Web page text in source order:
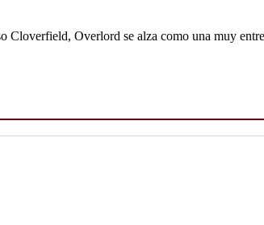
Cloverfield, Overlord se alza como una muy